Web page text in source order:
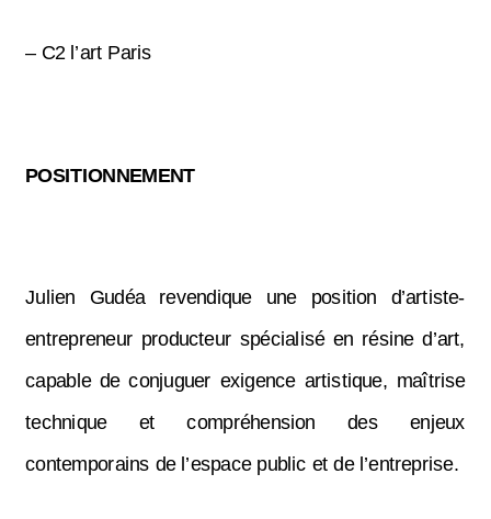
– C2 l’art Paris
POSITIONNEMENT
Julien Gudéa revendique une position d’artiste-
entrepreneur producteur spécialisé en résine d’art,
capable de conjuguer exigence artistique, maîtrise
technique et compréhension des enjeux
contemporains de l’espace public et de l’entreprise.